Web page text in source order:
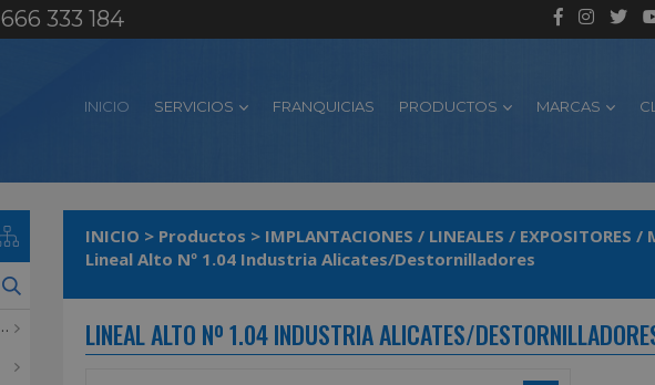
666 333 184
INICIO SERVICIOS FRANQUICIAS PRODUCTOS MARCAS
INICIO > Productos > IMPLANTACIONES / LINEALES / EXPOSITORES /
Lineal Alto Nº 1.04 Industria Alicates/Destornilladores
LINEAL ALTO Nº 1.04 INDUSTRIA ALICATES/